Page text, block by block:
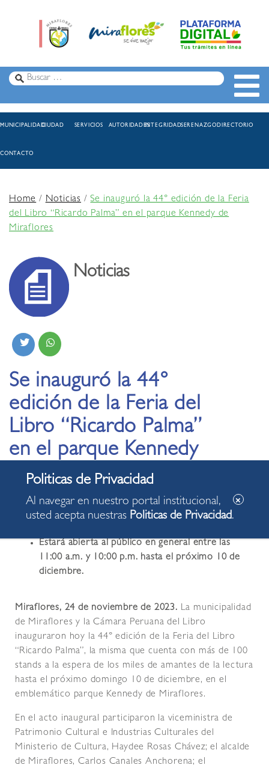
MUNICIPALIDADCIUDAD SERVICIOS AUTORIDADESINTEGRIDADSERENAZGODIRECTORIO
CONTACTO
Home/Noticias /Se inauguró la 44° edición de la Feria
del Libro “Ricardo Palma” en el parque Kennedy de
Miraflores
Noticias
Se inauguró la 44°
edición de la Feria del
Libro “Ricardo Palma”
en el parque Kennedy
de Miraflores
24.11.2023
Estará abierta al público en general entre las
11:00 a.m. y 10:00 p.m. hasta el próximo 10 de
diciembre.
Miraflores, 24 de noviembre de 2023. La municipalidad
de Miraflores y la Cámara Peruana del Libro
inauguraron hoy la 44° edición de la Feria del Libro
“Ricardo Palma”, la misma que cuenta con más de 100
stands a la espera de los miles de amantes de la lectura
hasta el próximo domingo 10 de diciembre, en el
emblemático parque Kennedy de Miraflores.
En el acto inaugural participaron la viceministra de
Patrimonio Cultural e Industrias Culturales del
Ministerio de Cultura, Haydee Rosas Chávez; el alcalde
de Miraflores, Carlos Canales Anchorena; el
Al navegar en nuestro portal institucional,
usted acepta nuestras Politicas de Privacidad.